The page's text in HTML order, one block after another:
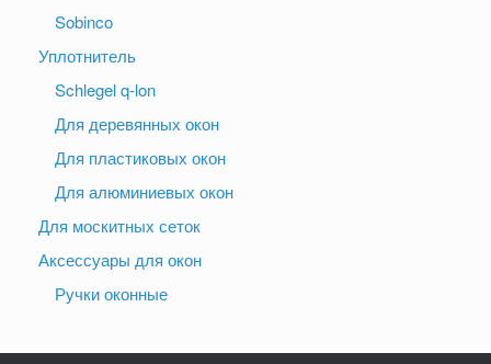
Sobinco
Уплотнитель
Schlegel q-lon
Для деревянных окон
Для пластиковых окон
Для алюминиевых окон
Для москитных сеток
Аксессуары для окон
Ручки оконные